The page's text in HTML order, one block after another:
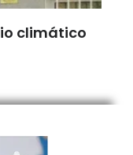
climático